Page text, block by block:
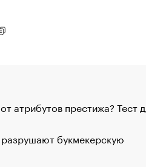
атрибутов престижа? Тест
букмекерскую